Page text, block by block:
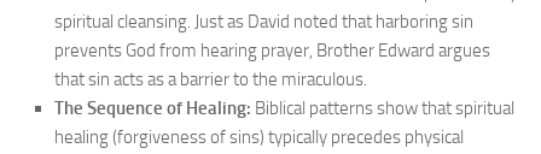
spiritual cleansing. Just as David noted that harboring sin
prevents God from hearing prayer, Brother Edward argues
that sin acts as a barrier to the miraculous.
The Sequence of Healing: Biblical patterns show that spiritual
healing (forgiveness of sins) typically precedes physical